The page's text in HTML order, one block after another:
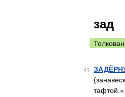
зад
41
тафтой.»